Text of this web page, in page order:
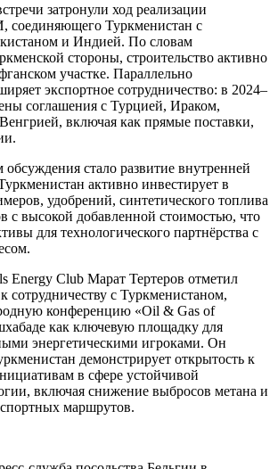
затронули ход реализации
соединяющего Туркменистан с
и Индией. По словам
стороны, строительство активно
участке. Параллельно
экспортное сотрудничество: в 2024–
соглашения с Турцией, Ираком,
включая как прямые поставки,
стало развитие внутренней
активно инвестирует в
удобрений, синтетического топлива
с высокой добавленной стоимостью, что
для технологического партнёрства с
Energy Club Марат Тертеров отметил
сотрудничеству с Туркменистаном,
конференцию «Oil & Gas of
как ключевую площадку для
энергетическими игроками. Он
демонстрирует открытость к
в сфере устойчивой
включая снижение выбросов метана и
маршрутов.